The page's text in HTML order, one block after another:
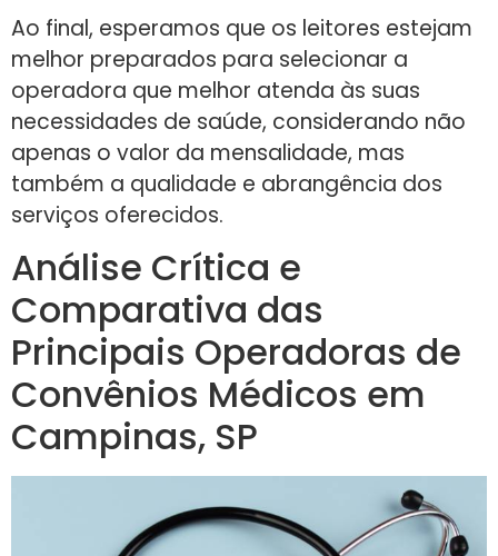
Ao final, esperamos que os leitores estejam
melhor preparados para selecionar a
operadora que melhor atenda às suas
necessidades de saúde, considerando não
apenas o valor da mensalidade, mas
também a qualidade e abrangência dos
serviços oferecidos.
Análise Crítica e
Comparativa das
Principais Operadoras de
Convênios Médicos em
Campinas, SP